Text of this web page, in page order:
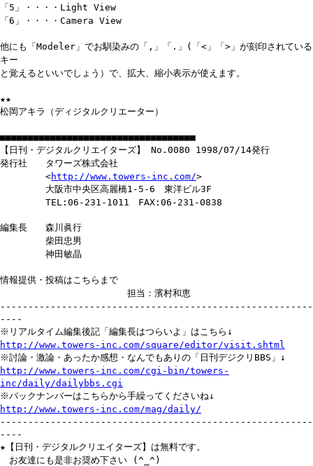
「5」・・・・Light View
「6」・・・・Camera View
他にも「Modeler」でお馴染みの「,」「.」(「<」「>」が刻印されている
キー
と覚えるといいでしょう）で、拡大、縮小表示が使えます。
★★
松岡アキラ（ディジタルクリエーター）
■■■■■■■■■■■■■■■■■■■■■■■■■■■■■■■■■■■
【日刊・デジタルクリエイターズ】 No.0080 1998/07/14発行
発行社 タワーズ株式会社
<http://www.towers-inc.com/>
大阪市中央区高麗橋1-5-6 東洋ビル3F
TEL:06-231-1011 FAX:06-231-0838
編集長 森川眞行
柴田忠男
神田敏晶
情報提供・投稿はこちらまで
担当：濱村和恵
--------------------------------------------------------
----
※リアルタイム編集後記「編集長はつらいよ」はこちら↓
http://www.towers-inc.com/square/editor/visit.shtml
※討論・激論・あったか感想・なんでもありの「日刊デジクリBBS」↓
http://www.towers-inc.com/cgi-bin/towers-
inc/daily/dailybbs.cgi
※バックナンバーはこちらから手繰ってくださいね↓
http://www.towers-inc.com/mag/daily/
--------------------------------------------------------
----
★【日刊・デジタルクリエイターズ】は無料です。
お友達にも是非お奨め下さい (^_^)